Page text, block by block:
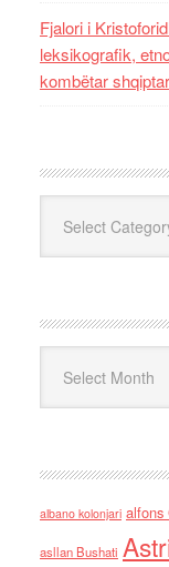
Fjalori i
leksikografik,
kombëtar shqiptar
albano kolonjari alfons
asllan Bushati